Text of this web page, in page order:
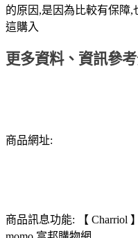
的原因,是因為比較有保障
這購入
更多資料、資訊參
商品網址:
商品訊息功能: 【 Charriol